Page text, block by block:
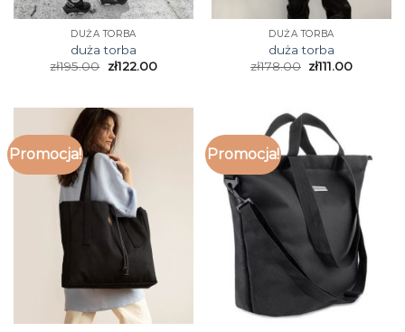
DUŻA TORBA
duża torba
zł195.00 zł122.00
DUŻA TORBA
duża torba
zł178.00 zł111.00
Promocja! Promocja!